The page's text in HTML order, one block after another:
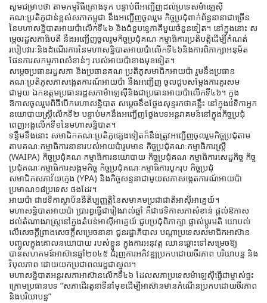
សូមជម្រាបថា តាមកម្មវិធីគ្រោងទុក បន្ទាប់ពីអញ្ជើញដល់ប្រទេសម៉ាឡេស៊ី
គណៈប្រតិភូជាន់ខ្ពស់សភាកម្ពុជា នឹងអញ្ជើញចូលរួម កិច្ចប្រជុំពាក់ព័ន្ធនានាជាច្រើន
នៃមហាសន្និបាតអាយប៉ាលើកទី៤៦ និងជំនួបទ្វេភាគីមួយចំនួនទៀត។ នៅក្នុងនោះ ស
ម្តេចរដ្ឋសភាធិបតី នឹងអញ្ជើញចូលរួមកិច្ចប្រជុំគណៈកម្មាធិការប្រតិបត្តិដើម្បីកំណត់
របៀបវារៈនិងដំណើរការនៃមហាសន្និបាតអាយប៉ាលើកទី៤៦និងការពិភាក្សាអនុម័ត
ផែនការសកម្មភាពសំខាន់ៗ របស់អាយប៉ាខាងមុខទៀត។
សម្តេចប្រធានរដ្ឋសភា និងប្រធានគណៈប្រតិភូសមាជិកអាយប៉ា រួមនឹងប្រធាន
គណៈប្រតិភូសភាសង្កេតការណ៍អាយប៉ា នឹងអញ្ជើញ ចូលជួបសម្តែងការគួរសម
ជាមួយ ឯកឧត្តមប្រធានរដ្ឋសភាម៉ាឡេស៊ីនិងជាប្រធានអាយប៉ាលើកទី៤៦។ ក្នុង
ឱកាសចូលរួមពិធីបើកមហាសន្និបាត សម្តេចនឹងថ្លែងសុន្ទរកថាគន្លឹះ នៅក្នុងវេទិកាអ្នក
នយោបាយស្រ្តីលើកទី២ បន្ទាប់មកនឹងអញ្ជើញថ្លែងបទអន្តរាគមន៍នៅក្នុងកិច្ចប្រជុំ
ពេញអង្គលើកទី១នៃមហាសន្និបាត។
ទន្ទឹមនឹងនោះ សមាជិកគណៈប្រតិភូផ្សេងទៀតក៏នឹងត្រូវអញ្ជើញចូលរួមកិច្ចប្រជុំតាម
តាមគណៈកម្មាធិការនានារបស់អាយប៉ារួមមាន កិច្ចប្រជុំគណៈកម្មាធិការស្រ្តី
(WAIPA) កិច្ចប្រជុំគណៈកម្មាធិការនយោបាយ កិច្ចប្រជុំគណៈកម្មាធិការសេដ្ឋកិច្ច កិច្ច
ប្រជុំគណៈកម្មាធិការសង្គមកិច្ច កិច្ចប្រជុំគណៈកម្មាធិការបូករុប កិច្ចប្រជុំ
សមាជិកសភាវ័យក្មេង (YPA) និងកិច្ចសន្ទនាជាមួយសភាសង្កេតការណ៍អាយប៉ា
ប្រមាណ១៨ប្រទេស ផងដែរ។
អាយប៉ា ជាវេទិកាស្ថាប័ននីតិប្បញ្ញត្តិនៃសមាគមប្រជាជាតិអាស៊ីអាគ្នេយ៍។
មហាសន្និបាតអាយប៉ា ប្រារព្ធធ្វើជារៀងរាល់ឆ្នាំ គឺជាវេទិកាសភាសំខាន់ ផ្តល់ឱកាស
ដល់តំណាងរាស្រ្តនៅក្នុងតំបន់អាស៊ីអាគ្នេយ៍ ជួបប្រជុំពិភាក្សា ផ្លាស់ប្តូរមតិ យោបល់
លើសេចក្តីព្រាងសេចក្តីសម្រេចនានា ជូនរដ្ឋាភិបាល បណ្តាប្រទេសសមាជិកអាស៊ាន
បញ្ចូលក្នុងគោលនយោបាយ របស់ខ្លួន ក្នុងការអនុវត្ត ឈានឆ្ពោះទៅសម្រេចឱ្យ
បានសហគមន៍អាស៊ានឆ្នាំ២០៤៥ ជំរុញការអភិវឌ្ឍប្រកបដោយចីរភាព បរិយាបន្ន និង
វិបុលភាព ដោយយកប្រជាពលរដ្ឋជាស្នូល។
មហាសន្និបាតអន្តរសភាអាស៊ានលើកទី៤៦ ដែលសភាប្រទេសម៉ាឡេស៊ីធ្វើជាម្ចាស់ផ្ទះ
ក្រោមប្រធានបទ “សភាដើរតួនាទីនាំមុខដើម្បីអាស៊ានមានកំណើនប្រកបដោយចីរភាព
និងបរិយាបន្ន”